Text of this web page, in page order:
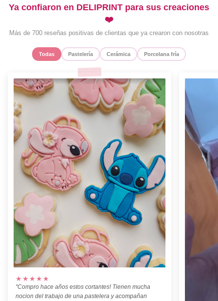
Ya confiaron en DELIPRINT para sus creaciones
❤️
Más de 700 reseñas positivas de clientas que ya crearon con nosotras
Todas Pastelería Cerámica Porcelana fría
★★★★★
"Compro hace años estos cortantes! Tienen mucha
nocion del trabajo de una pastelera y acompañan